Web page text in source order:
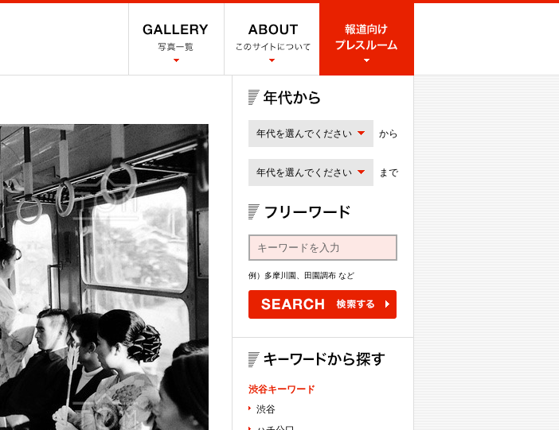
年代を選んでください から
年代を選んでください まで
例）多摩川園、田園調布 など
渋谷キーワード
渋谷